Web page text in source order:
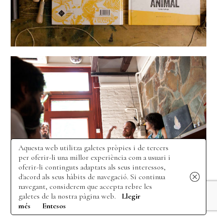
Aquesta web utilitza galetes pròpies i de tercers
per oferir-li una millor experiència com a usuari i
oferir-li continguts adaptats als seus interessos,
d'acord als seus hàbits de navegació. Si continua
navegant, considerem que accepta rebre les
galetes de la nostra pàgina web.
Llegir
més
Entesos